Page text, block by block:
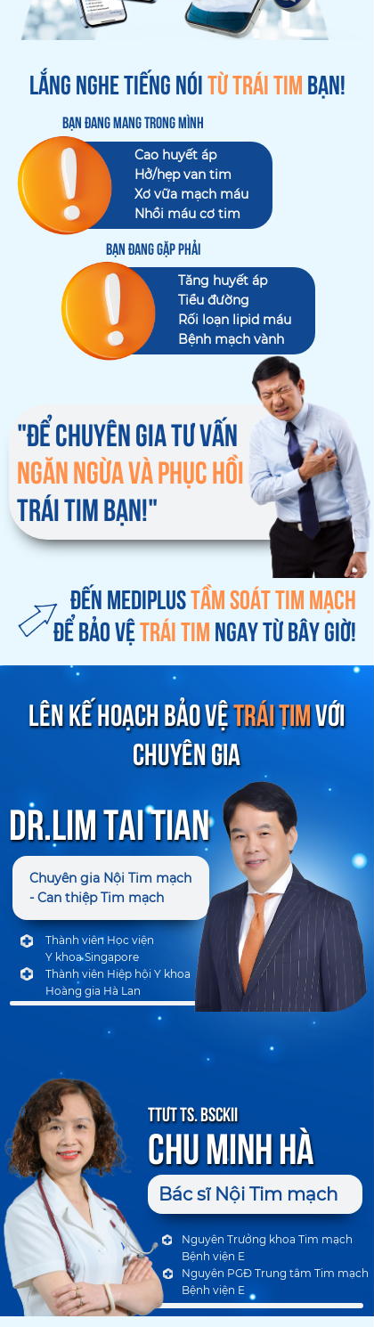
ĐẾN MEDIPLUSTẦM SOÁT TIM MẠCH
ĐỂ BẢO VỆTRÁI TIMNGAY TỪ BÂY GIỜ!
LẮNG NGHE TIẾNG NÓITỪ TRÁI TIMBẠN!
Cao huyết áp
Hở/hẹp van tim
Xơ vữa mạch máu
Nhồi máu cơ tim
BẠN ĐANG MANG TRONG MÌNH
Tăng huyết áp
Tiểu đường
Rối loạn lipid máu
Bệnh mạch vành
BẠN ĐANG GẶP PHẢI
"ĐỂ CHUYÊN GIA TƯ VẤN
NGĂN NGỪA VÀ PHỤC HỒI
TRÁI TIM BẠN!"
Thành viên Học viện
Y khoa Singapore
Thành viên Hiệp hội Y khoa
Hoàng gia Hà Lan
DR.LIM TAI TIAN
Chuyên gia Nội Tim mạch
- Can thiệp Tim mạch
LÊN KẾ HOẠCH BẢO VỆTRÁI TIMVỚI
CHUYÊN GIA
Nguyên Trưởng khoa Tim mạch
Bệnh viện E
Nguyên PGĐ Trung tâm Tim mạch
Bệnh viện E
tTƯT TS. BSCKII
Chu Minh Hà
Bác sĩ Nội Tim mạch